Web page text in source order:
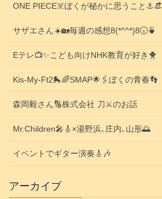
ONE PIECE☠️ぼくが秘かに思うこと⚓️👒
サザエさん☀️🏡毎週の感想8(*^^*)8🕡️🍵
Eテレ📺️✨こども向けNHK教育が好き🐥
Kis-My-Ft2🛼🌈SMAP🌟🖇️ぼくの青春👣
森岡毅さん🔢株式会社 刀⚔️のお話
Mr.Children🎤🎸×湯野浜､庄内､山形🌅
イベントでギター演奏🎸🎶
アーカイブ